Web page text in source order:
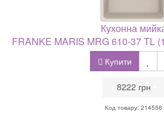
Кухонна
FRANKE MARIS MRG 610-37 TL
Купити
8222 грн
Код товару: 214556